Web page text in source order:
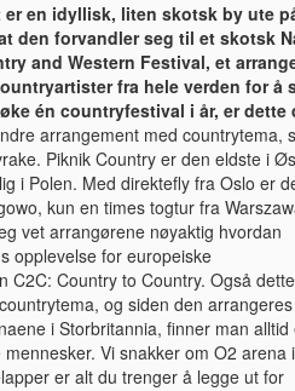
er en idyllisk, liten skotsk by ute
den forvandler seg til et skotsk
and Western Festival, et
fra hele verden for
én countryfestival i år, er
arrangement med countrytema,
Piknik Country er den eldste i
i Polen. Med direktefly fra Oslo er
kun en times togtur fra
vet arrangørene nøyaktig hvordan
opplevelse for europeiske
C2C: Country to Country. Også dette
og siden den arrangeres
i Storbritannia, finner man alltid
Vi snakker om O2 arena i
er alt du trenger å legge ut for